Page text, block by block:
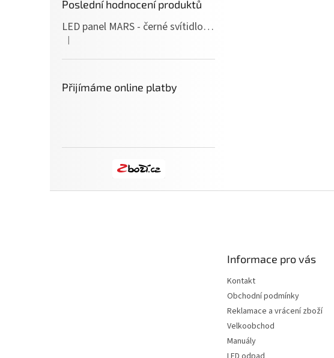
Poslední hodnocení produktů
LED panel MARS - černé svítidlo SLIM - 120cm - 36W - 230V - 3600Lm - neutrální bílá
Hodnocení produktu je 5 z 5 hvězdiček.
|
Přijímáme online platby
Informace pro vás
Kontakt
Obchodní podmínky
Reklamace a vrácení zboží
Velkoobchod
Manuály